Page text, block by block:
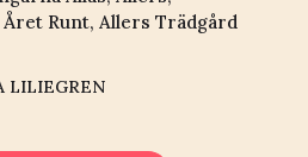
Runt, Allers Trädgård
LILIEGREN